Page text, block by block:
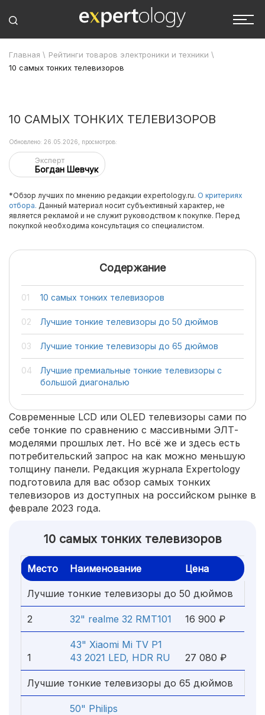
Главная \ Рейтинги товаров электроники и техники \
10 самых тонких телевизоров
10 САМЫХ ТОНКИХ ТЕЛЕВИЗОРОВ
Эксперт
Богдан Шевчук
Обновлено: 26.05.2026, просмотров:
*Обзор лучших по мнению редакции expertology.ru. О критериях
отбора. Данный материал носит субъективный характер, не
является рекламой и не служит руководством к покупке. Перед
покупкой необходима консультация со специалистом.
Содержание
10 самых тонких телевизоров
Лучшие тонкие телевизоры до 50 дюймов
Лучшие тонкие телевизоры до 65 дюймов
Лучшие премиальные тонкие телевизоры с
большой диагональю
Современные LCD или OLED телевизоры сами по
себе тонкие по сравнению с массивными ЭЛТ-
моделями прошлых лет. Но всё же и здесь есть
потребительский запрос на как можно меньшую
толщину панели. Редакция журнала Expertology
подготовила для вас обзор самых тонких
телевизоров из доступных на российском рынке в
феврале 2023 года.
10 самых тонких телевизоров
Место Наименование Цена
Лучшие тонкие телевизоры до 50 дюймов
2 32" realme 32 RMT101 16 900 ₽
1
43" Xiaomi Mi TV P1
43 2021 LED, HDR RU
27 080 ₽
Лучшие тонкие телевизоры до 65 дюймов
50" Philips